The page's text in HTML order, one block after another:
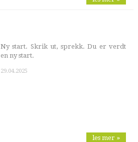
Ny start. Skrik ut, sprekk. Du er verdt
en ny start.
29.04.2025
les mer »